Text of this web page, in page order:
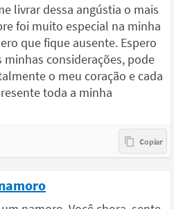
livrar dessa angústia o mais
foi muito especial na minha
que fique ausente. Espero
considerações, pode
o meu coração e cada
toda a minha